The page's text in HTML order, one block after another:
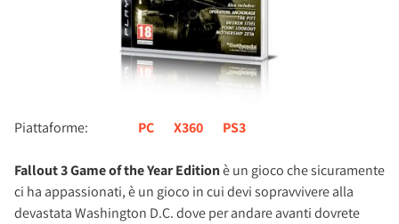
Piattaforme: PC X360 PS3
Fallout 3 Game of the Year Editionè un gioco che sicuramente
ci ha appassionati, è un gioco in cui devi sopravvivere alla
devastata Washington D.C. dove per andare avanti dovrete